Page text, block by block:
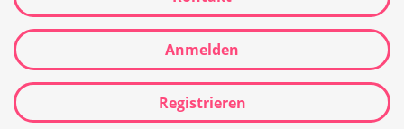
Anmelden
Registrieren